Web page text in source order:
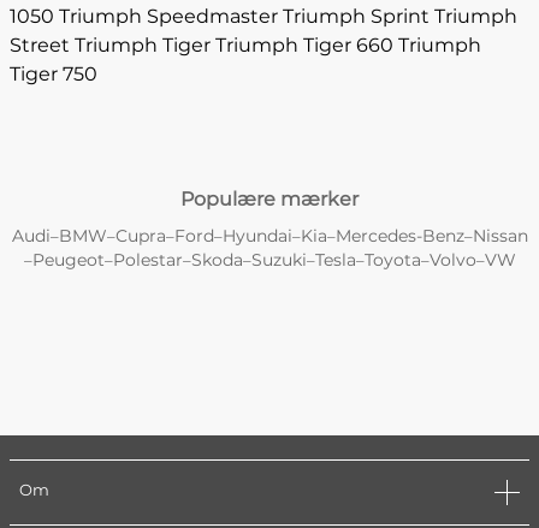
1050 Triumph Speedmaster Triumph Sprint Triumph
Street Triumph Tiger Triumph Tiger 660 Triumph
Tiger 750
Populære mærker
Audi–BMW–Cupra–Ford–Hyundai–Kia–Mercedes-Benz–Nissan
–Peugeot–Polestar–Skoda–Suzuki–Tesla–Toyota–Volvo–VW
Om